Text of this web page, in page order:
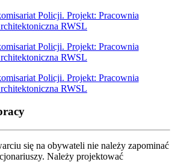
się na obywateli nie należy zapominać
Należy projektować